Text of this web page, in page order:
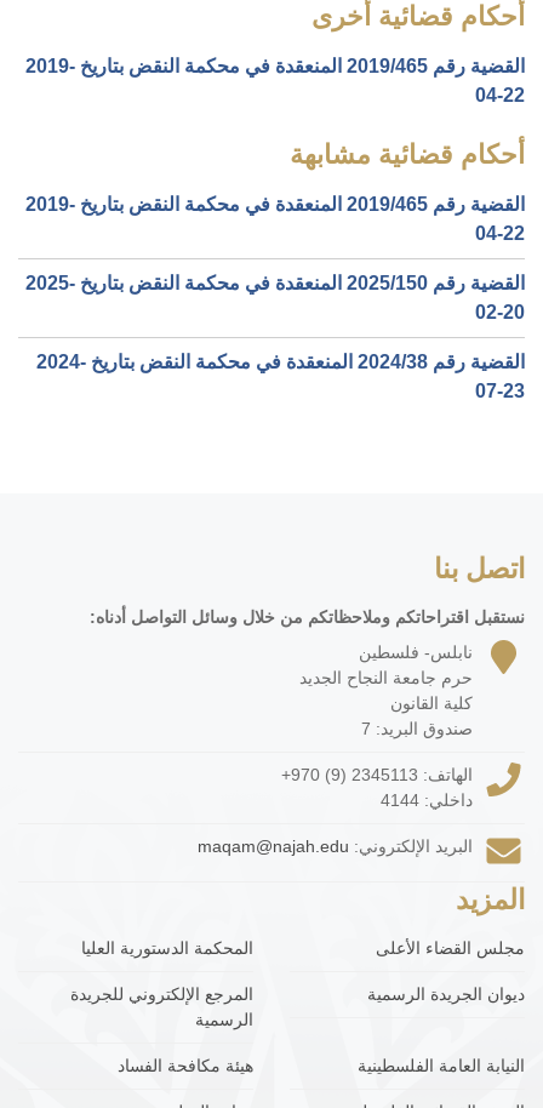
أحكام قضائية أخرى
القضية رقم ‎465‏/‎2019‏ المنعقدة في محكمة النقض بتاريخ ‎2019-
04-22‏
أحكام قضائية مشابهة
القضية رقم ‎465‏/‎2019‏ المنعقدة في محكمة النقض بتاريخ ‎2019-
04-22‏
القضية رقم ‎150‏/‎2025‏ المنعقدة في محكمة النقض بتاريخ ‎2025-
02-20‏
القضية رقم ‎38‏/‎2024‏ المنعقدة في محكمة النقض بتاريخ ‎2024-
07-23‏
اتصل بنا
نستقبل اقتراحاتكم وملاحظاتكم من خلال وسائل التواصل أدناه:
نابلس- فلسطين
حرم جامعة النجاح الجديد
كلية القانون
صندوق البريد: 7
الهاتف: +970 (9) 2345113
داخلي: 4144
البريد الإلكتروني: maqam@najah.edu
المزيد
مجلس القضاء الأعلى المحكمة الدستورية العليا
ديوان الجريدة الرسمية
المرجع الإلكتروني للجريدة
الرسمية
النيابة العامة الفلسطينية هيئة مكافحة الفساد